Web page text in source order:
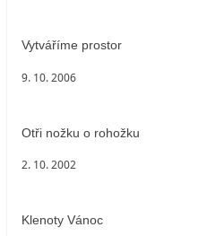
Vytváříme prostor
9. 10. 2006
Otři nožku o rohožku
2. 10. 2002
Klenoty Vánoc